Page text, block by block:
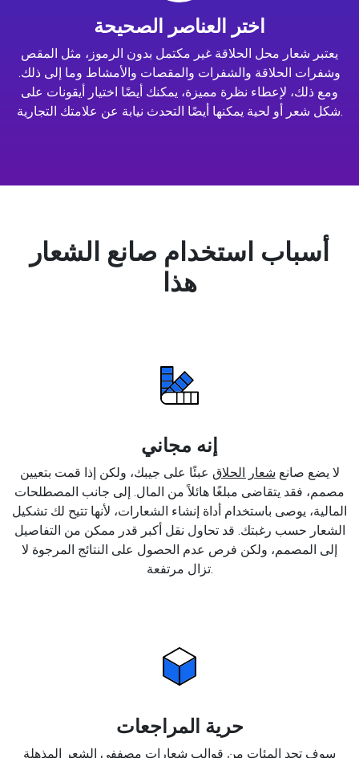
اختر العناصر الصحيحة
يعتبر شعار محل الحلاقة غير مكتمل بدون الرموز، مثل المقص
وشفرات الحلاقة والشفرات والمقصات والأمشاط وما إلى ذلك.
ومع ذلك، لإعطاء نظرة مميزة، يمكنك أيضًا اختيار أيقونات على
شكل شعر أو لحية يمكنها أيضًا التحدث نيابة عن علامتك التجارية.
أسباب استخدام صانع الشعار
هذا
إنه مجاني
لا يضع صانع شعار الحلاق عبئًا على جيبك، ولكن إذا قمت بتعيين
مصمم، فقد يتقاضى مبلغًا هائلاً من المال. إلى جانب المصطلحات
المالية، يوصى باستخدام أداة إنشاء الشعارات، لأنها تتيح لك تشكيل
الشعار حسب رغبتك. قد تحاول نقل أكبر قدر ممكن من التفاصيل
إلى المصمم، ولكن فرص عدم الحصول على النتائج المرجوة لا
تزال مرتفعة.
حرية المراجعات
سوف تجد المئات من قوالب شعارات مصففي الشعر المذهلة